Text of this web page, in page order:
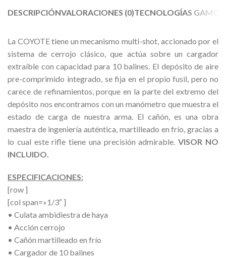
DESCRIPCIÓNVALORACIONES (0)TECNOLOGÍAS GAMO
La COYOTE tiene un mecanismo multi-shot, accionado por el
sistema de cerrojo clásico, que actúa sobre un cargador
extraíble con capacidad para 10 balines. El depósito de aire
pre-comprimido integrado, se fija en el propio fusil, pero no
carece de refinamientos, porque en la parte del extremo del
depósito nos encontramos con un manómetro que muestra el
estado de carga de nuestra arma. El cañón, es una obra
maestra de ingeniería auténtica, martilleado en frío, gracias a
lo cual este rifle tiene una precisión admirable.VISOR NO
INCLUIDO.
ESPECIFICACIONES:
[row ]
[col span=»1/3″ ]
• Culata ambidiestra de haya
• Acción cerrojo
• Cañón martilleado en frío
• Cargador de 10 balines